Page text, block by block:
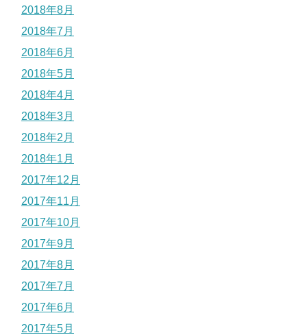
2018年8月
2018年7月
2018年6月
2018年5月
2018年4月
2018年3月
2018年2月
2018年1月
2017年12月
2017年11月
2017年10月
2017年9月
2017年8月
2017年7月
2017年6月
2017年5月